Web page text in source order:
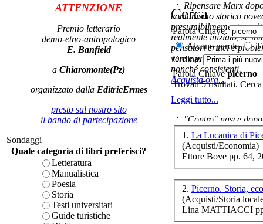
ATTENZIONE
Premio letterario
demo-etno-antropologico
E. Banfield
a Chiaromonte(Pz)
organizzato dalla EditricErmes
presto sul nostro sito
il bando di partecipazione
Sondaggi
Quale categoria di libri preferisci?
Letteratura
Manualistica
Poesia
Storia
Testi universitari
Guide turistiche
Ripensare Marx
comunismo storico
presumibilmemente
realmente iniziato, se
pensatori critici e
vere e proprie correnti
nonché consistenti.
Acquista ora...
Leggi tutto...
"Contro" nasce
cominciato con la
ripensaremarx. i saggi
questa collaborazione
è teorica, sempre però
presente fase.
Acquista ora...
A feed could not be
http://www.lastampa.it/
Cerca
Parola Chiave:
Alcune parole
Ordina:
Parola Chiavepicerno
Trovati 5 risultati.
1. La Lucanica di
(Acquisti/Economia)
Ettore Bove pp. 64,
2. Picerno. Storia,
(Acquisti/Storia
Lina MATTIACCI